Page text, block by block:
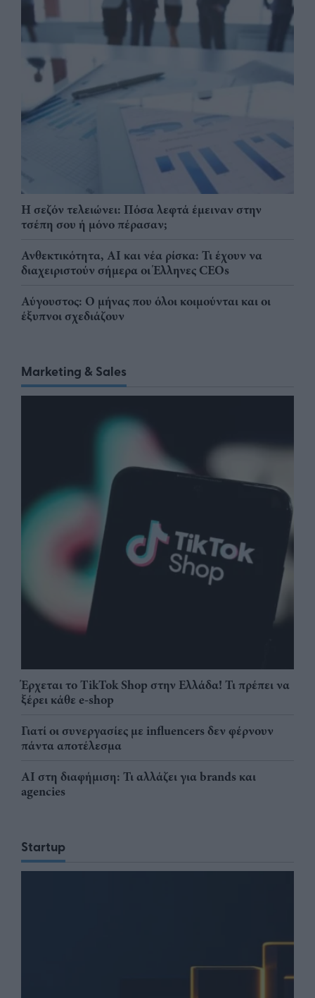
Η σεζόν τελειώνει: Πόσα λεφτά έμειναν στην
τσέπη σου ή μόνο πέρασαν;
Ανθεκτικότητα, AI και νέα ρίσκα: Τι έχουν να
διαχειριστούν σήμερα οι Έλληνες CEOs
Αύγουστος: Ο μήνας που όλοι κοιμούνται και οι
έξυπνοι σχεδιάζουν
Marketing & Sales
Έρχεται το TikTok Shop στην Ελλάδα! Τι πρέπει να
ξέρει κάθε e-shop
Γιατί οι συνεργασίες με influencers δεν φέρνουν
πάντα αποτέλεσμα
AI στη διαφήμιση: Τι αλλάζει για brands και
agencies
Startup